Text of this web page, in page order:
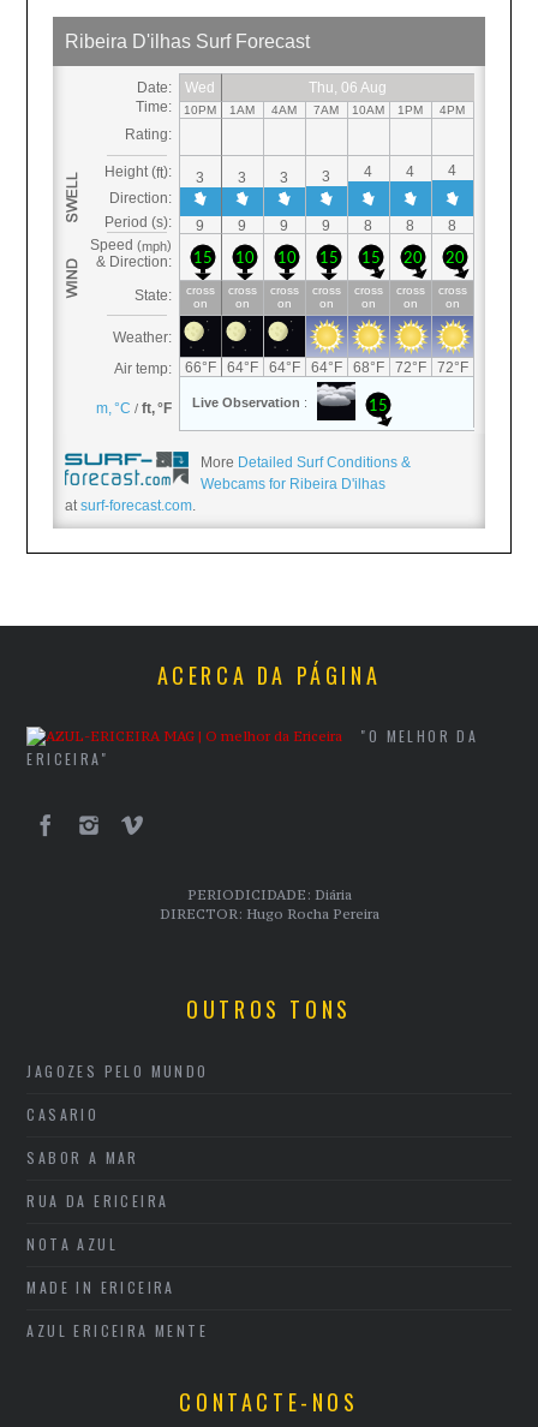
More Detailed Surf Conditions &
Webcams for Ribeira D'ilhas
atsurf-forecast.com.
ACERCA DA PÁGINA
"O MELHOR DA
ERICEIRA"
PERIODICIDADE: Diária
DIRECTOR: Hugo Rocha Pereira
OUTROS TONS
JAGOZES PELO MUNDO
CASARIO
SABOR A MAR
RUA DA ERICEIRA
NOTA AZUL
MADE IN ERICEIRA
AZUL ERICEIRA MENTE
CONTACTE-NOS